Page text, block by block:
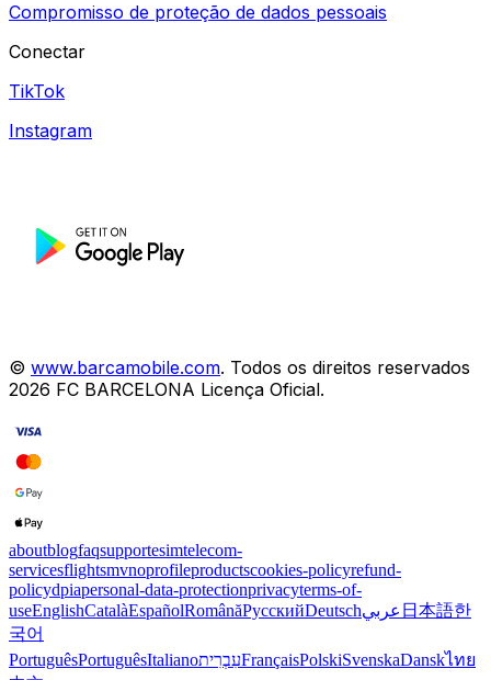
Compromisso de proteção de dados pessoais
Conectar
TikTok
Instagram
© www.barcamobile.com. Todos os direitos reservados
2026 FC BARCELONA Licença Oficial.
aboutblogfaqsupportesimtelecom-
servicesflightsmvnoprofileproductscookies-policyrefund-
policydpiapersonal-data-protectionprivacyterms-of-
useEnglishCatalàEspañolRomânăРусскийDeutschعربي 日本語한
국어
PortuguêsPortuguêsItalianoעִבְרִיתFrançaisPolskiSvenskaDanskไทย